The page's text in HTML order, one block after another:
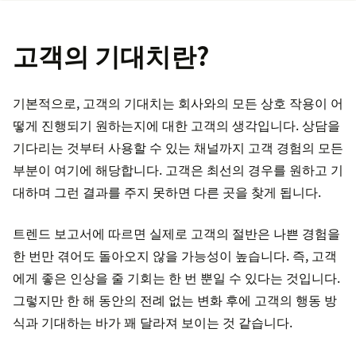
고객의 기대치란?
기본적으로, 고객의 기대치는 회사와의 모든 상호 작용이 어
떻게 진행되기 원하는지에 대한 고객의 생각입니다. 상담을
기다리는 것부터 사용할 수 있는 채널까지 고객 경험의 모든
부분이 여기에 해당합니다. 고객은 최선의 경우를 원하고 기
대하며 그런 결과를 주지 못하면 다른 곳을 찾게 됩니다.
트렌드 보고서에 따르면 실제로 고객의 절반은 나쁜 경험을
한 번만 겪어도 돌아오지 않을 가능성이 높습니다. 즉, 고객
에게 좋은 인상을 줄 기회는 한 번 뿐일 수 있다는 것입니다.
그렇지만 한 해 동안의 전례 없는 변화 후에 고객의 행동 방
식과 기대하는 바가 꽤 달라져 보이는 것 같습니다.